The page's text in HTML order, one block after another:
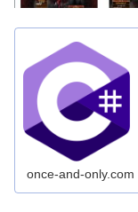
once-and-only.com